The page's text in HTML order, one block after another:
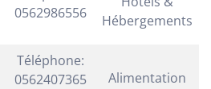
0562986556
Hébergements
Téléphone:
0562407365
Alimentation